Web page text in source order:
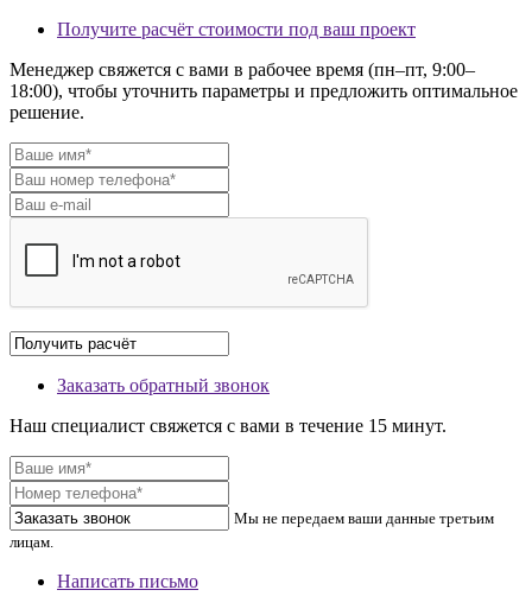
Получите расчёт стоимости под ваш проект
Менеджер свяжется с вами в рабочее время (пн–пт, 9:00–
18:00), чтобы уточнить параметры и предложить оптимальное
решение.
Заказать обратный звонок
Наш специалист свяжется с вами в течение 15 минут.
Мы не передаем ваши данные третьим
лицам.
Написать письмо